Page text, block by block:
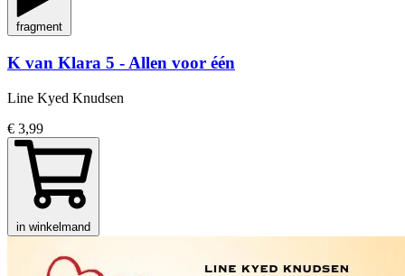
fragment
K van Klara 5 - Allen voor één
Line Kyed Knudsen
€ 3,99
in winkelmand